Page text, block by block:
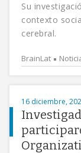
Su
contexto
cerebral.
BrainLat
16 diciembre,